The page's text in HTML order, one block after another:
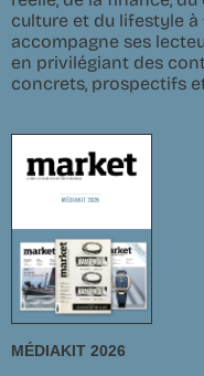
culture et du lifestyle
accompagne ses
en privilégiant des
concrets, prospectifs
MÉDIAKIT 2026